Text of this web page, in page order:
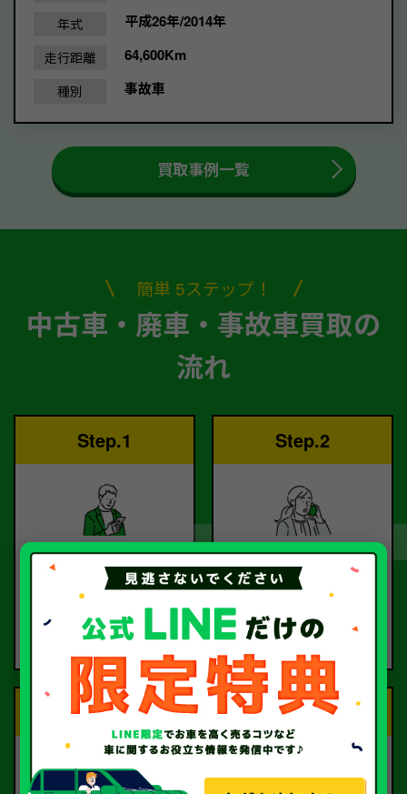
年式 平成26年/2014年
走行距離 64,600Km
種別 事故車
買取事例一覧
簡単 5ステップ！
中古車・廃車・事故車買取の
流れ
Step.1
ご依頼
お電話または査定フォー
ムより
ご依頼ください。
Step.2
査定
査定のプロが
お電話で回答いたしま
す。
Step.3 Step.4